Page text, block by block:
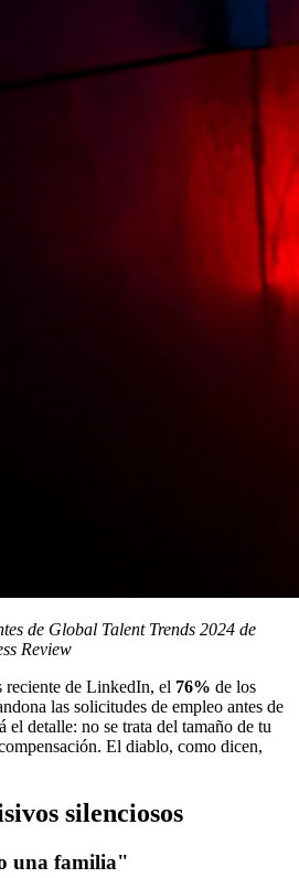
de Global Talent Trends 2024 de
Review
reciente de LinkedIn, el 76% de los
las solicitudes de empleo antes de
el detalle: no se trata del tamaño de tu
El diablo, como dicen,
silenciosos
una familia"